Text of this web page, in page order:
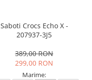
Saboti Crocs Echo X -
207937-3J5
389,00 RON
299,00 RON
Marime: